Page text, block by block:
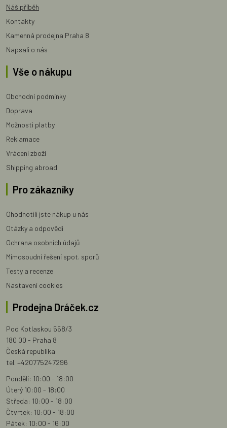
Náš příběh
Kontakty
Kamenná prodejna Praha 8
Napsali o nás
Vše o nákupu
Obchodní podmínky
Doprava
Možnosti platby
Reklamace
Vrácení zboží
Shipping abroad
Pro zákazníky
Ohodnotili jste nákup u nás
Otázky a odpovědi
Ochrana osobních údajů
Mimosoudní řešení spot. sporů
Testy a recenze
Nastavení cookies
Prodejna Dráček.cz
Pod Kotlaskou 558/3
180 00 - Praha 8
Česká republika
tel. +420775247296
Pondělí: 10:00 - 18:00
Úterý 10:00 - 18:00
Středa: 10:00 - 18:00
Čtvrtek: 10:00 - 18:00
Pátek: 10:00 - 16:00